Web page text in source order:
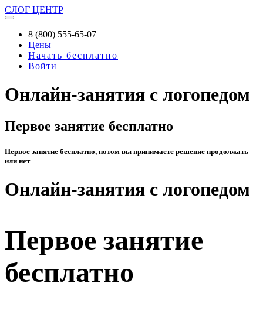
СЛОГ ЦЕНТР
8 (800) 555-65-07
Цены
Начать бесплатно
Войти
Онлайн-занятия с логопедом
Первое занятие бесплатно
Первое занятие бесплатно, потом вы принимаете решение продолжать
или нет
Онлайн-занятия с логопедом
Первое занятие
бесплатно